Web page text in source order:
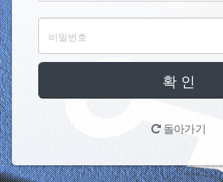
확 인
돌아가기